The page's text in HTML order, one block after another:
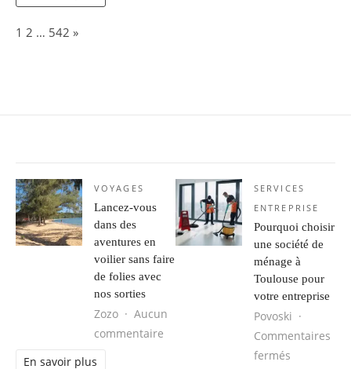
Page:
1 2 … 542 Next
»
VOYAGES
Lancez-vous
dans des
aventures en
voilier sans faire
de folies avec
nos sorties
Zozo
Aucun
commentaire sur Lancez-vous dans des
En savoir plus
SERVICES
ENTREPRISE
Pourquoi choisir
une société de
ménage à
Toulouse pour
votre entreprise
Povoski
Commentaires
fermés